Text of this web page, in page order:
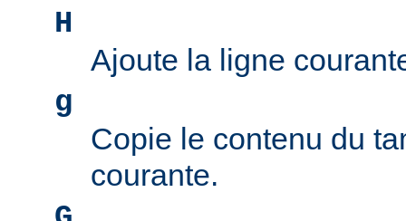
H
Ajoute la ligne
g
Copie le contenu du
courante.